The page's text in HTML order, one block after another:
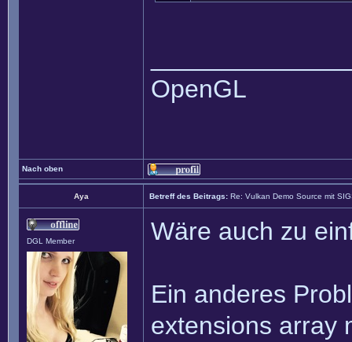
OpenGL
Nach oben
Aya Betreff des Beitrags: Re: Vulkan Demo Source mit
DGL Member Wäre auch zu
Ein anderes
extensions array